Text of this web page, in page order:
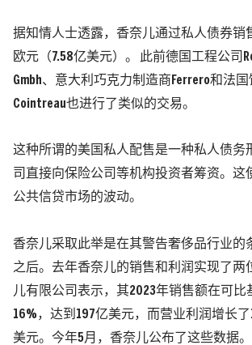
据知情人士透露，香奈儿通过私人债券销
欧元（7.58亿美元）。
此前德国工程公司
Gmbh、意大利巧克力制造商Ferrero和法国
Cointreau也进行了类似的交易。
这种所谓的美国私人配售是一种私人债务
司直接向保险公司等机构投资者筹资。这
公共信贷市场的波动。
香奈儿采取此举是在其警告奢侈品行业的
之后。去年香奈儿的销售和利润实现了两
儿有限公司表示，其2023年销售额在可比
16%，达到197亿美元，而营业利润增长
美元。今年5月，香奈儿公布了这些数据。